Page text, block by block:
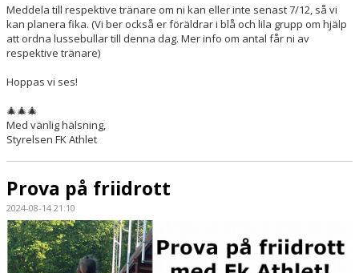
Meddela till respektive tränare om ni kan eller inte senast 7/12, så vi
kan planera fika. (Vi ber också er föräldrar i blå och lila grupp om hjälp
att ordna lussebullar till denna dag. Mer info om antal får ni av
respektive tränare)
Hoppas vi ses!
🎄🎄🎄
Med vänlig hälsning,
Styrelsen FK Athlet
Prova på friidrott
2024-08-14 21:10